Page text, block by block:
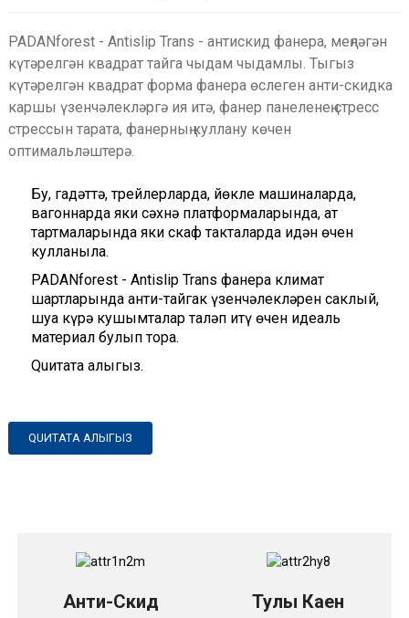
PADANforest - Antislip Trans - антискид фанера, меңләгән
күтәрелгән квадрат тайга чыдам чыдамлы. Тыгыз
күтәрелгән квадрат форма фанера өслеген анти-скидка
каршы үзенчәлекләргә ия итә, фанер панеленең стресс
стрессын тарата, фанерның куллану көчен
оптимальләштерә.
Бу, гадәттә, трейлерларда, йөкле машиналарда,
вагоннарда яки сәхнә платформаларында, ат
тартмаларында яки скаф такталарда идән өчен
кулланыла.
PADANforest - Antislip Trans фанера климат
шартларында анти-тайгак үзенчәлекләрен саклый,
шуңа күрә кушымталар таләп итү өчен идеаль
материал булып тора.
Quитата алыгыз.
QUИТАТА АЛЫГЫЗ
Анти-Скид Тулы Каен